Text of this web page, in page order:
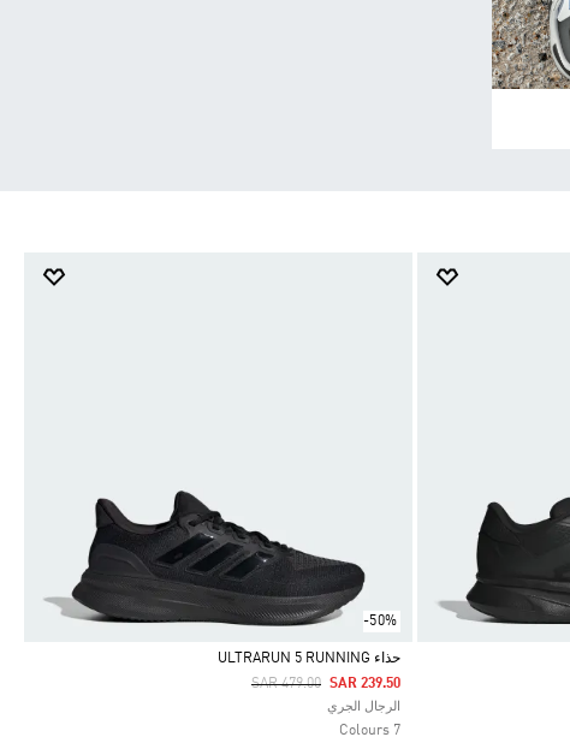
-50%
Selected
حذاء ULTRARUN 5 RUNNING
Price Reduced From
SAR 479.00ToSAR 239.50
الرجال الجري
7 Colours